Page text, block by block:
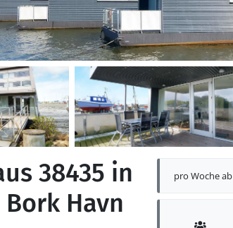
pro Woche ab
38435 in
Havn